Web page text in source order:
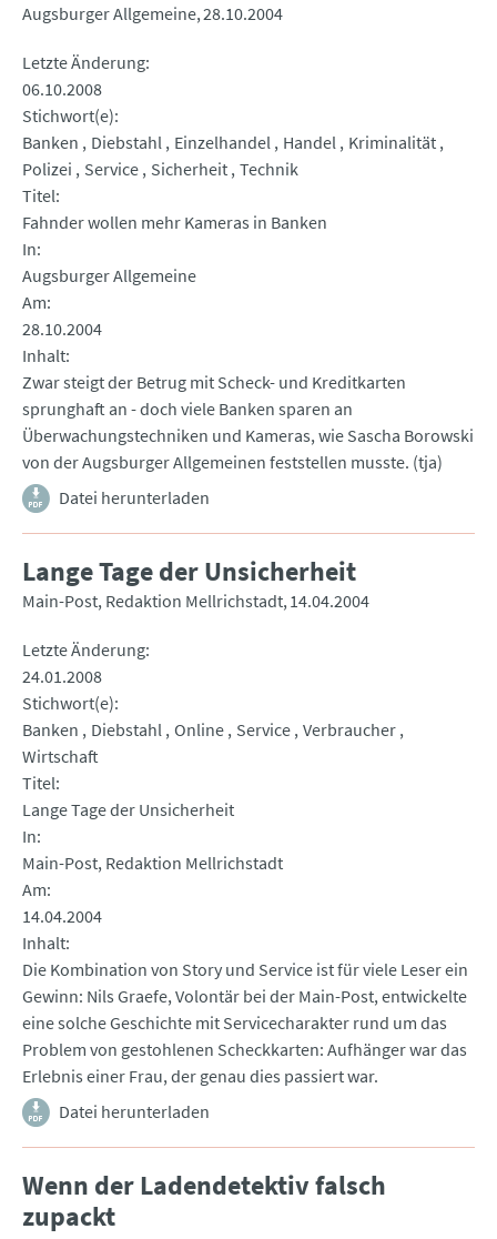
Augsburger Allgemeine 28.10.2004
Letzte Änderung
06.10.2008
Stichwort(e)
Banken
Diebstahl Einzelhandel Handel Kriminalität
Polizei
Service Sicherheit Technik
Titel
Fahnder wollen mehr Kameras in Banken
In
Augsburger Allgemeine
Am
28.10.2004
Inhalt
Zwar steigt der Betrug mit Scheck- und Kreditkarten
sprunghaft an - doch viele Banken sparen an
Überwachungstechniken und Kameras, wie Sascha Borowski
von der Augsburger Allgemeinen feststellen musste. (tja)
Datei herunterladen
Lange Tage der Unsicherheit
Main-Post, Redaktion Mellrichstadt 14.04.2004
Letzte Änderung
24.01.2008
Stichwort(e)
Banken
Diebstahl Online Service Verbraucher
Wirtschaft
Titel
Lange Tage der Unsicherheit
In
Main-Post, Redaktion Mellrichstadt
Am
14.04.2004
Inhalt
Die Kombination von Story und Service ist für viele Leser ein
Gewinn: Nils Graefe, Volontär bei der Main-Post, entwickelte
eine solche Geschichte mit Servicecharakter rund um das
Problem von gestohlenen Scheckkarten: Aufhänger war das
Erlebnis einer Frau, der genau dies passiert war.
Datei herunterladen
Wenn der Ladendetektiv falsch
zupackt